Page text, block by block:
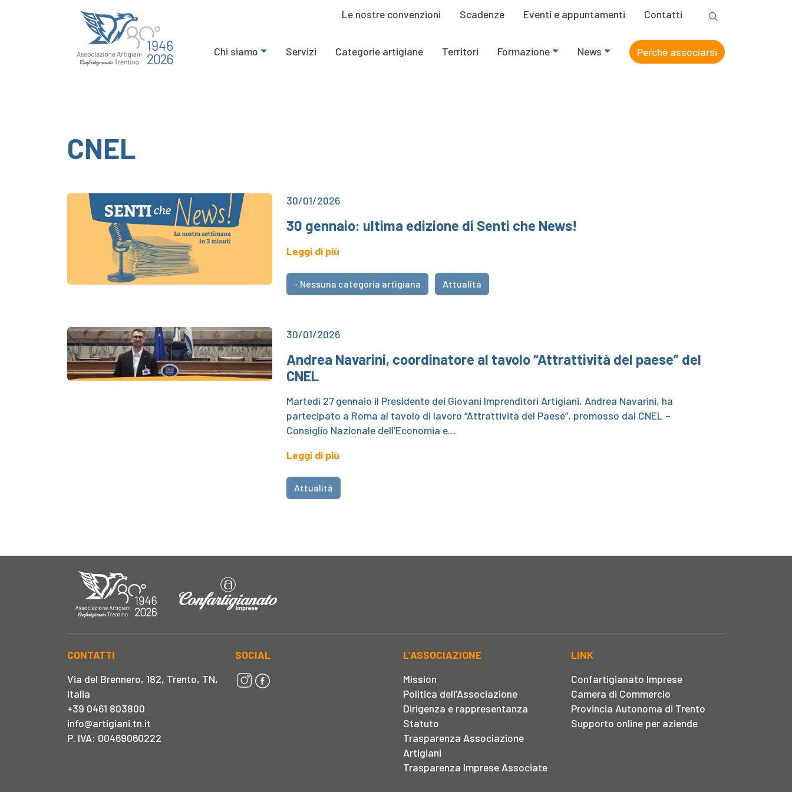
Le nostre convenzioni Scadenze Eventi e appuntamenti Contatti
Chi siamo Servizi Categorie artigiane Territori Formazione News Perchè associarsi
CNEL
30/01/2026
30 gennaio: ultima edizione di Senti che News!
Leggi di più
- Nessuna categoria artigiana Attualità
30/01/2026
Andrea Navarini, coordinatore al tavolo “Attrattività del paese” del
CNEL
Martedì 27 gennaio il Presidente dei Giovani Imprenditori Artigiani, Andrea Navarini, ha
partecipato a Roma al tavolo di lavoro “Attrattività del Paese”, promosso dal CNEL –
Consiglio Nazionale dell’Economia e…
Leggi di più
Attualità
CONTATTI
Via del Brennero, 182, Trento, TN,
Italia
+39 0461 803800
info@artigiani.tn.it
P. IVA: 00469060222
SOCIAL
L’ASSOCIAZIONE
Mission
Politica dell’Associazione
Dirigenza e rappresentanza
Statuto
Trasparenza Associazione
Artigiani
Trasparenza Imprese Associate
LINK
Confartigianato Imprese
Camera di Commercio
Provincia Autonoma di Trento
Supporto online per aziende